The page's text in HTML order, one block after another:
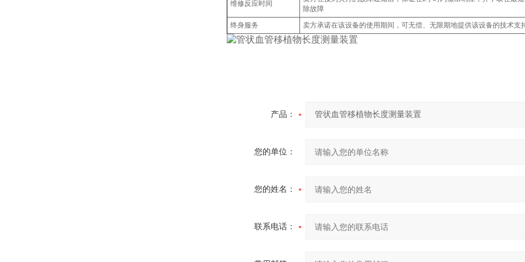
维修反应时间
除故障
终身服务
卖方承诺在该设备的使用期间，可无偿、无限期地提供该设备的技术支
产品：
您的单位：
您的姓名：
联系电话：